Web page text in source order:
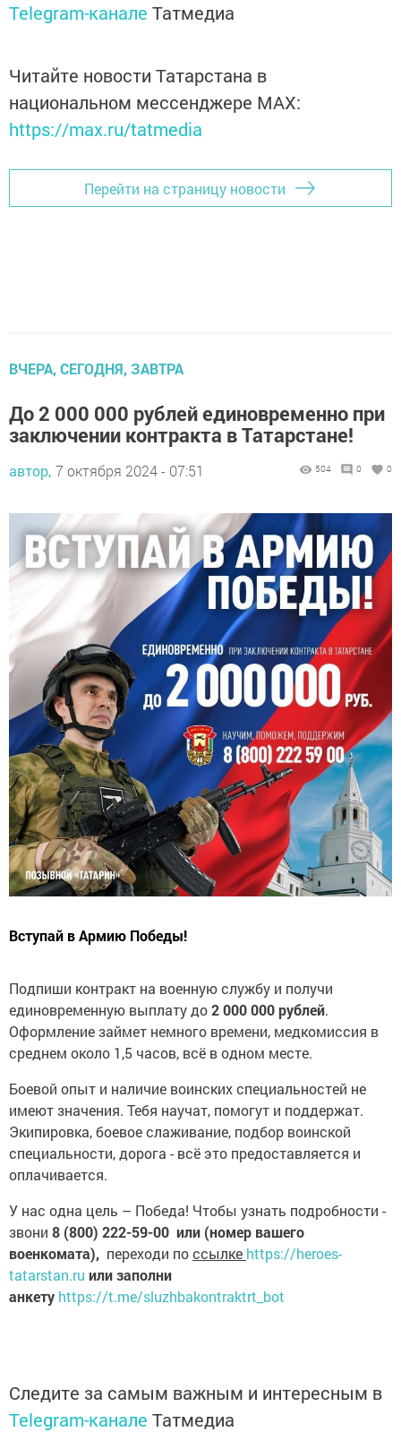
Telegram-канале Татмедиа
Читайте новости Татарстана в
национальном мессенджере MАХ:
https://max.ru/tatmedia
Перейти на страницу новости
ВЧЕРА, СЕГОДНЯ, ЗАВТРА
До 2 000 000 рублей единовременно при
заключении контракта в Татарстане!
автор, 7 октября 2024 - 07:51 504 0 0
Вступай в Армию Победы!
Подпиши контракт на военную службу и получи
единовременную выплату до2 000 000 рублей.
Оформление займет немного времени, медкомиссия в
среднем около 1,5 часов, всё в одном месте.
Боевой опыт и наличие воинских специальностей не
имеют значения. Тебя научат, помогут и поддержат.
Экипировка, боевое слаживание, подбор воинской
специальности, дорога - всё это предоставляется и
оплачивается.
У нас одна цель – Победа! Чтобы узнать подробности -
звони 8 (800) 222-59-00 или (номер вашего
военкомата), переходи поссылке https://heroes-
tatarstan.ru или заполни
анкету https://t.me/sluzhbakontraktrt_bot
Следите за самым важным и интересным в
Telegram-канале Татмедиа